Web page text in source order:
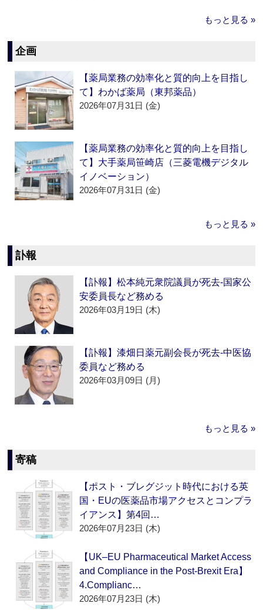
もっと見る »
企画
【薬局業務の効率化と質的向上を目指し
て】わかば薬局（東邦薬品）
2026年07月31日 (金)
【薬局業務の効率化と質的向上を目指し
て】大手薬局笹崎店（三菱電機デジタル
イノベーション）
2026年07月31日 (金)
もっと見る »
訃報
【訃報】松本純元衆院議員が死去‐国家公
安委員長など務める
2026年03月19日 (木)
【訃報】漆畑日薬元副会長が死去‐中医協
委員など務める
2026年03月09日 (月)
もっと見る »
寄稿
【ポスト・ブレグジット時代における英
国・EUの医薬品市場アクセスとコンプラ
イアンス】第4回…
2026年07月23日 (木)
【UK–EU Pharmaceutical Market Access
and Compliance in the Post-Brexit Era】
4.Complianc…
2026年07月23日 (木)